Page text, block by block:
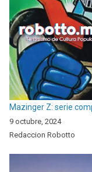
Mazinger Z: serie
9 octubre, 2024
Redaccion Robotto